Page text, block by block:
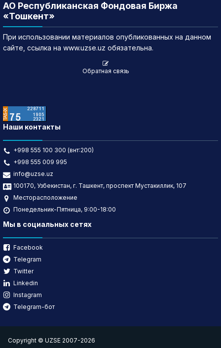
АО Республиканская Фондовая Биржа
«Тошкент»
При использовании материалов опубликованных на данном
сайте, ссылка на www.uzse.uz обязательна.
Обратная связь
Наши контакты
+998 555 100 300 (внт:200)
+998 555 009 995
info@uzse.uz
100170, Узбекистан, г. Ташкент, проспект Мустакиллик, 107
Месторасположение
Понедельник-Пятница, 9:00-18:00
Мы в социальных сетях
Facebook
Telegram
Twitter
Linkedin
Instagram
Telegram-бот
Copyright © UZSE 2007-2026